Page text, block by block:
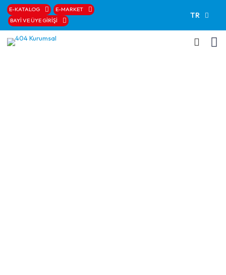
E-KATALOG
E-MARKET
BAYİ VE ÜYE GİRİŞİ
TR